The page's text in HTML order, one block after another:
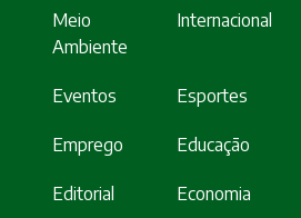
Meio
Ambiente
Internacional
Eventos Esportes
Emprego Educação
Editorial Economia